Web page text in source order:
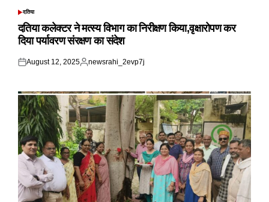
POSTED
दतिया
दतिया कलेक्टर ने मत्स्य विभाग का निरीक्षण किया,वृक्षारोपण कर
दिया पर्यावरण संरक्षण का संदेश
Posted
August 12, 2025
Posted
newsrahi_2evp7j